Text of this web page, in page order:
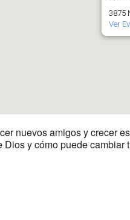
3875
Ver
nuevos amigos y crecer
y cómo puede cambiar